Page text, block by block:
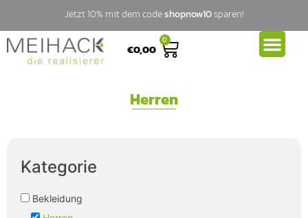
Jetzt 10% mit dem codeshopnow10sparen!
€0,00
0
Herren
Kategorie
Bekleidung